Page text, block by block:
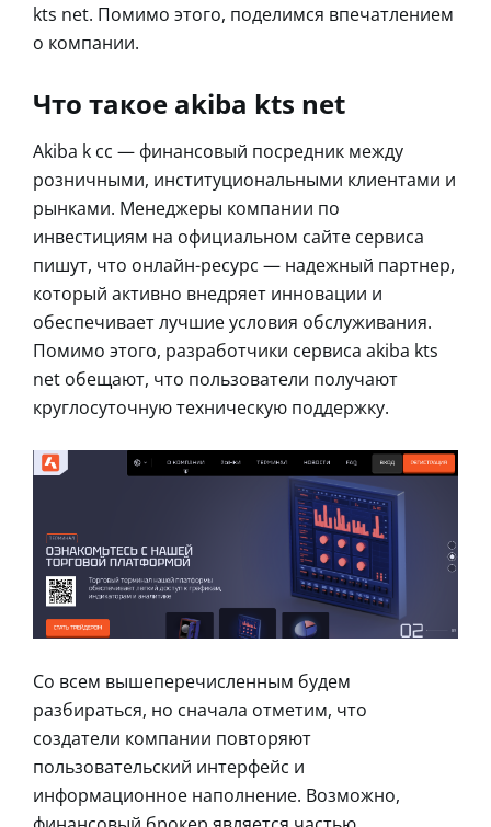
kts net. Помимо этого, поделимся впечатлением
о компании.
Что такое akiba kts net
Akiba k cc — финансовый посредник между
розничными, институциональными клиентами и
рынками. Менеджеры компании по
инвестициям на официальном сайте сервиса
пишут, что онлайн-ресурс — надежный партнер,
который активно внедряет инновации и
обеспечивает лучшие условия обслуживания.
Помимо этого, разработчики сервиса akiba kts
net обещают, что пользователи получают
круглосуточную техническую поддержку.
Со всем вышеперечисленным будем
разбираться, но сначала отметим, что
создатели компании повторяют
пользовательский интерфейс и
информационное наполнение. Возможно,